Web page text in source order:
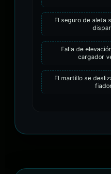
El seguro de aleta
Falla de
cargador
El martillo se